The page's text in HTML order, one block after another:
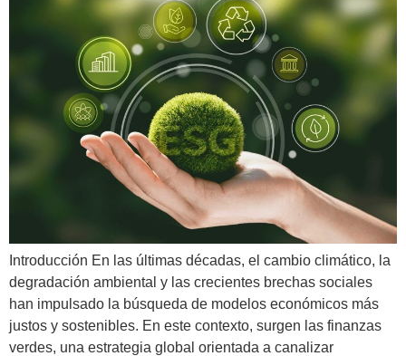
Introducción En las últimas décadas, el cambio climático, la
degradación ambiental y las crecientes brechas sociales
han impulsado la búsqueda de modelos económicos más
justos y sostenibles. En este contexto, surgen las finanzas
verdes, una estrategia global orientada a canalizar